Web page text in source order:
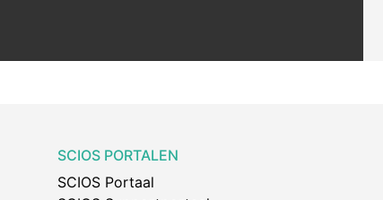
SCIOS PORTALEN
SCIOS Portaal